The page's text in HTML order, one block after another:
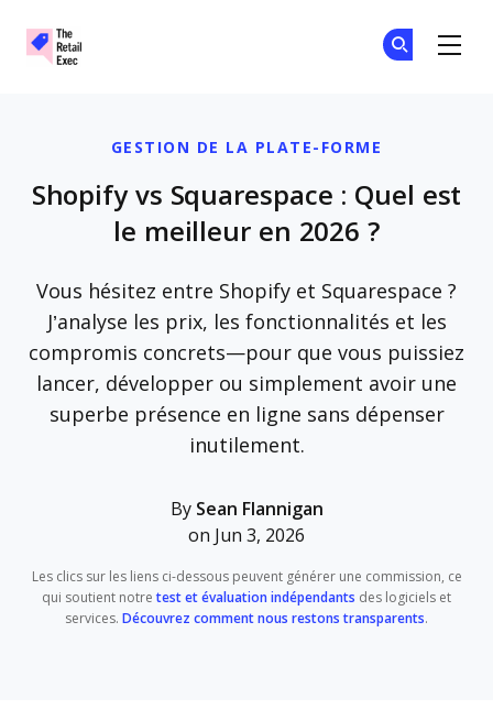
GESTION DE LA PLATE-FORME
Shopify vs Squarespace : Quel est
le meilleur en 2026 ?
Vous hésitez entre Shopify et Squarespace ?
J’analyse les prix, les fonctionnalités et les
compromis concrets—pour que vous puissiez
lancer, développer ou simplement avoir une
superbe présence en ligne sans dépenser
inutilement.
By Sean Flannigan
on Jun 3, 2026
Les clics sur les liens ci-dessous peuvent générer une commission, ce
qui soutient notre test et évaluation indépendants des logiciels et
services. Découvrez comment nous restons transparents.